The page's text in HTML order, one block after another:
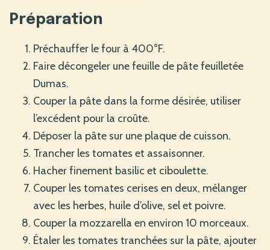
Préparation
Préchauffer le four à 400°F.
Faire décongeler une feuille de pâte feuilletée
Dumas.
Couper la pâte dans la forme désirée, utiliser
l’excédent pour la croûte.
Déposer la pâte sur une plaque de cuisson.
Trancher les tomates et assaisonner.
Hacher finement basilic et ciboulette.
Couper les tomates cerises en deux, mélanger
avec les herbes, huile d’olive, sel et poivre.
Couper la mozzarella en environ 10 morceaux.
Étaler les tomates tranchées sur la pâte, ajouter